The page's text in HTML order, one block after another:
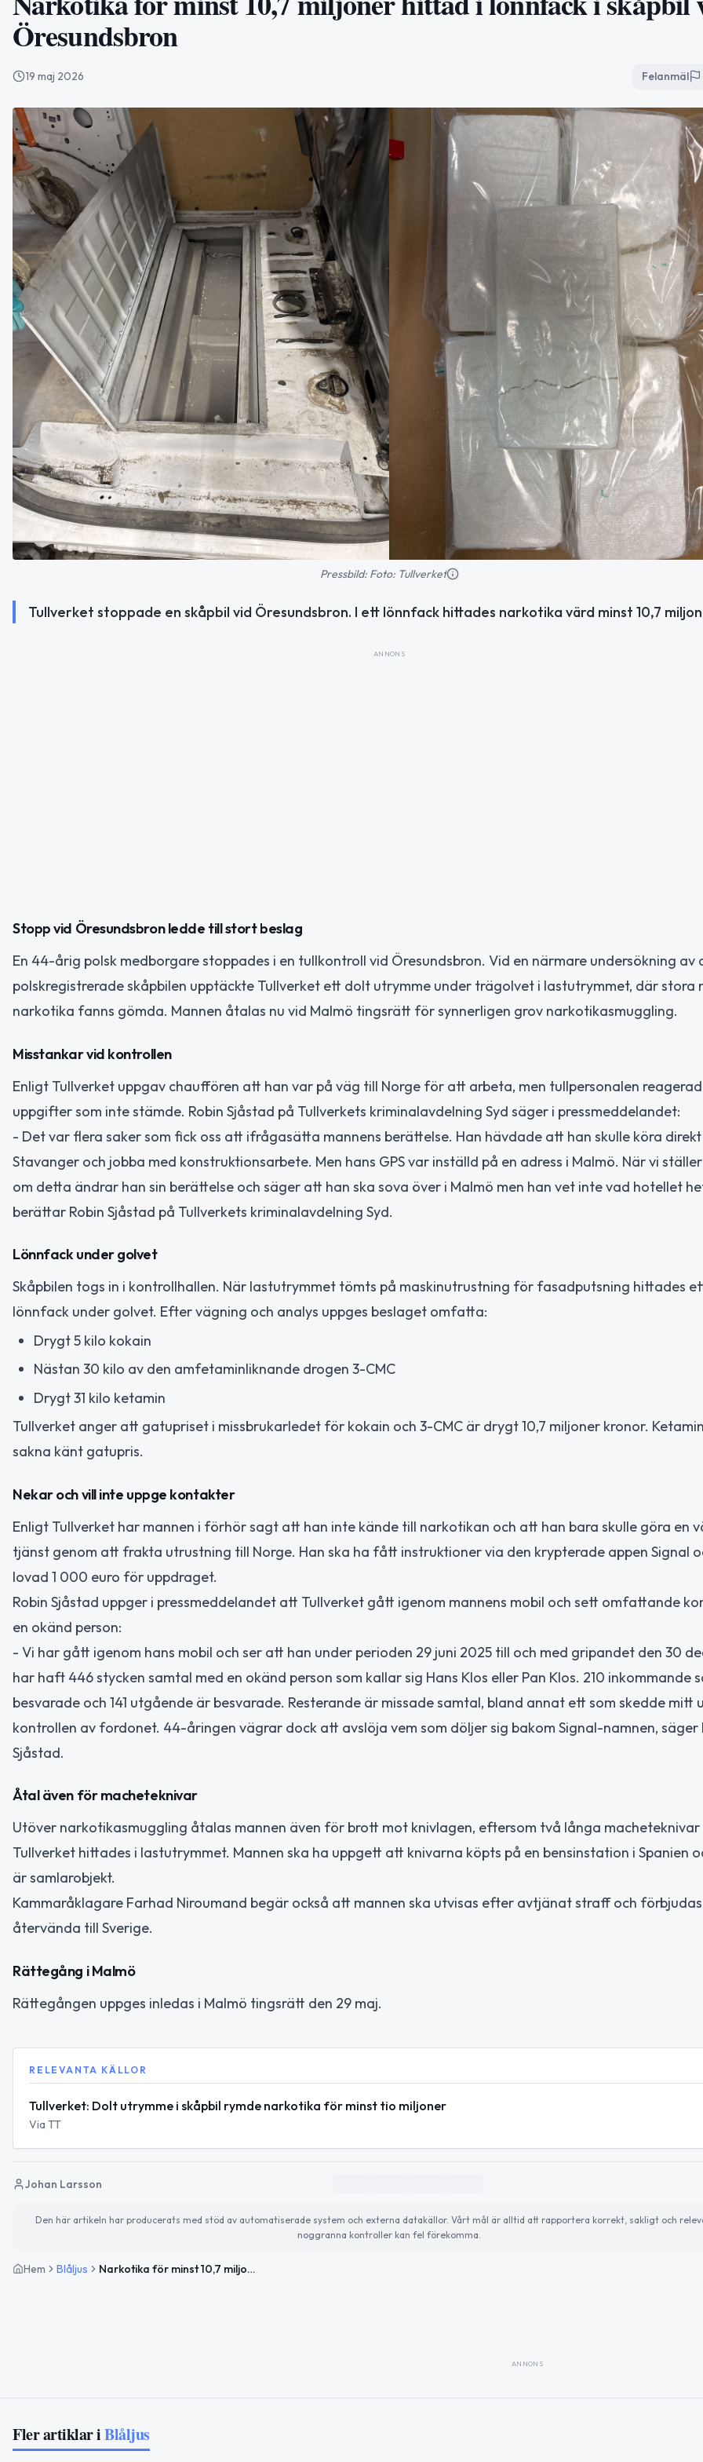
Öresundsbron
19 maj 2026 Felanmäl
Pressbild: Foto: Tullverket
Tullverket stoppade en skåpbil vid Öresundsbron. I ett lönnfack hittades narkotika värd minst 10,7
ANNONS
Stopp vid Öresundsbron ledde till stort beslag
En 44-årig polsk medborgare stoppades i en tullkontroll vid Öresundsbron. Vid en närmare undersökning av
polskregistrerade skåpbilen upptäckte Tullverket ett dolt utrymme under trägolvet i lastutrymmet, där stora
narkotika fanns gömda. Mannen åtalas nu vid Malmö tingsrätt för synnerligen grov narkotikasmuggling.
Misstankar vid kontrollen
Enligt Tullverket uppgav chauffören att han var på väg till Norge för att arbeta, men tullpersonalen
uppgifter som inte stämde. Robin Sjåstad på Tullverkets kriminalavdelning Syd säger i pressmeddelandet:
- Det var flera saker som fick oss att ifrågasätta mannens berättelse. Han hävdade att han skulle köra
Stavanger och jobba med konstruktionsarbete. Men hans GPS var inställd på en adress i Malmö. När vi
om detta ändrar han sin berättelse och säger att han ska sova över i Malmö men han vet inte vad hotellet
berättar Robin Sjåstad på Tullverkets kriminalavdelning Syd.
Lönnfack under golvet
Skåpbilen togs in i kontrollhallen. När lastutrymmet tömts på maskinutrustning för fasadputsning hittades
lönnfack under golvet. Efter vägning och analys uppges beslaget omfatta:
Drygt 5 kilo kokain
Nästan 30 kilo av den amfetaminliknande drogen 3-CMC
Drygt 31 kilo ketamin
Tullverket anger att gatupriset i missbrukarledet för kokain och 3-CMC är drygt 10,7 miljoner kronor.
sakna känt gatupris.
Nekar och vill inte uppge kontakter
Enligt Tullverket har mannen i förhör sagt att han inte kände till narkotikan och att han bara skulle göra en
tjänst genom att frakta utrustning till Norge. Han ska ha fått instruktioner via den krypterade appen Signal
lovad 1 000 euro för uppdraget.
Robin Sjåstad uppger i pressmeddelandet att Tullverket gått igenom mannens mobil och sett omfattande
en okänd person:
- Vi har gått igenom hans mobil och ser att han under perioden 29 juni 2025 till och med gripandet den 30
har haft 446 stycken samtal med en okänd person som kallar sig Hans Klos eller Pan Klos. 210 inkommande
besvarade och 141 utgående är besvarade. Resterande är missade samtal, bland annat ett som skedde mitt
kontrollen av fordonet. 44-åringen vägrar dock att avslöja vem som döljer sig bakom Signal-namnen, säger
Sjåstad.
Åtal även för macheteknivar
Utöver narkotikasmuggling åtalas mannen även för brott mot knivlagen, eftersom två långa
Tullverket hittades i lastutrymmet. Mannen ska ha uppgett att knivarna köpts på en bensinstation i Spanien
är samlarobjekt.
Kammaråklagare Farhad Niroumand begär också att mannen ska utvisas efter avtjänat straff och
återvända till Sverige.
Rättegång i Malmö
Rättegången uppges inledas i Malmö tingsrätt den 29 maj.
RELEVANTA KÄLLOR
Tullverket: Dolt utrymme i skåpbil rymde narkotika för minst tio miljoner
Via TT
Johan Larsson
Den här artikeln har producerats med stöd av automatiserade system och externa datakällor. Vårt mål är alltid att rapportera korrekt, sakligt och
noggranna kontroller kan fel förekomma.
Hem Blåljus Narkotika för minst 10,7 miljoner hittad i lönnfack i skåpbil vid Öresundsbron
ANNONS
Fler artiklar iBlåljus